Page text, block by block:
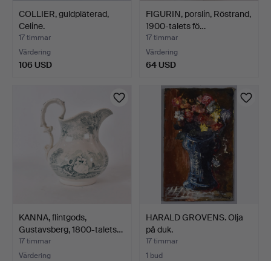
COLLIER, guldpläterad,
Celine.
17 timmar
Värdering
106 USD
FIGURIN, porslin, Röstrand,
1900-talets fö…
17 timmar
Värdering
64 USD
KANNA, flintgods,
Gustavsberg, 1800-talets…
17 timmar
Värdering
HARALD GROVENS. Olja
på duk.
17 timmar
1 bud